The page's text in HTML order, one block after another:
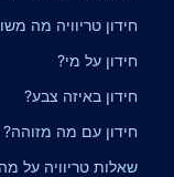
חידון טריוויה מה
חידון על מי?
חידון באיזה צבע?
חידון עם מה מזוהה?
שאלות טריוויה על